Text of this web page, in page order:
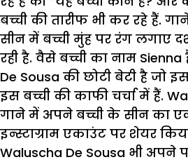
बच्ची की तारीफ भी कर रहे हैं.
सीन में बच्ची मुंह पर रंग लगाए
रही है. वैसे बच्ची का नाम
De Sousa की छोटी बेटी है जो
इस बच्ची की काफी चर्चा में हैं.
गाने में अपने बच्ची के सीन का
इन्स्टाग्राम एकाउंट पर शेयर
Waluscha De Sousa भी अपने